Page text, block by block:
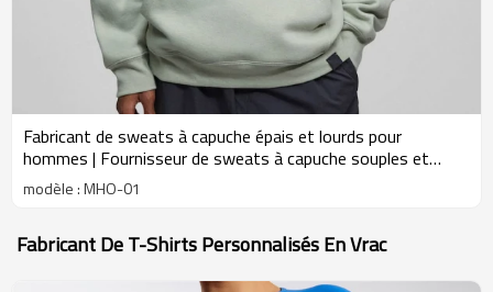
Fabricant de sweats à capuche épais et lourds pour
hommes | Fournisseur de sweats à capuche souples et
personnalisés avec logo
modèle : MHO-01
Fabricant De T-Shirts Personnalisés En Vrac